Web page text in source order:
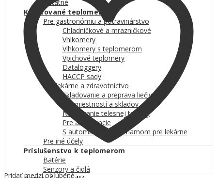
Ostatné
Kalibrované teplomery
Pre gastronómiu a potravinárstvo
Chladničkové a mrazničkové
Vhlkomery
Vlhkomery s teplomerom
Vpichové teplomery
Dataloggery
HACCP sady
Pre lekárne a zdravotníctvo
Skladovanie a preprava liečiv
Do miestností a skladov
Na meranie telesnej teploty
Pre ambulancie
S automatickým záznamom pre lekárne
Pre iné účely
Príslušenstvo k teplomerom
Batérie
Senzory a čidlá
Pridať medzi obľúbené